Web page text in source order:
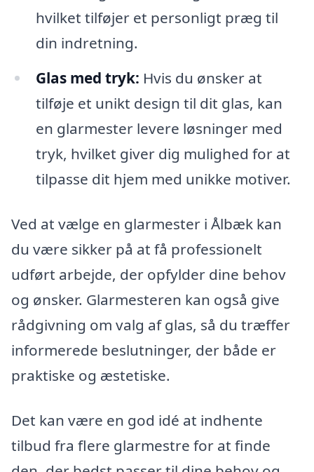
hvilket tilføjer et personligt præg til
din indretning.
Glas med tryk: Hvis du ønsker at
tilføje et unikt design til dit glas, kan
en glarmester levere løsninger med
tryk, hvilket giver dig mulighed for at
tilpasse dit hjem med unikke motiver.
Ved at vælge en glarmester i Ålbæk kan
du være sikker på at få professionelt
udført arbejde, der opfylder dine behov
og ønsker. Glarmesteren kan også give
rådgivning om valg af glas, så du træffer
informerede beslutninger, der både er
praktiske og æstetiske.
Det kan være en god idé at indhente
tilbud fra flere glarmestre for at finde